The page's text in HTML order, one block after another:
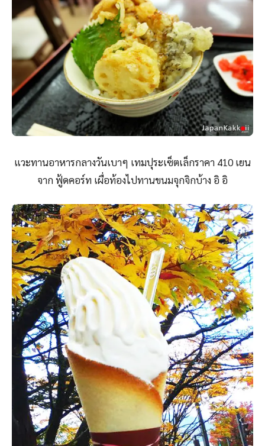
แวะทานอาหารกลางวันเบาๆ เทมปุระเซ็ตเล็กราคา 410 เยน
จาก ฟู้ดคอร์ท เผื่อท้องไปทานขนมจุกจิกบ้าง อิ อิ